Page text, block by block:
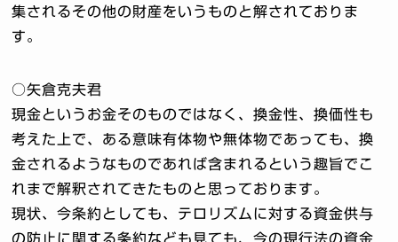
集されるその他の財産をいうものと解されておりま
す。
○矢倉克夫君
現金というお金そのものではなく、換金性、換価性も
考えた上で、ある意味有体物や無体物であっても、換
金されるようなものであれば含まれるという趣旨でこ
れまで解釈されてきたものと思っております。
現状、今条約としても、テロリズムに対する資金供与
の防止に関する条約なども見ても、今の現行法の資金